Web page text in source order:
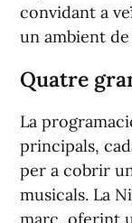
convidant a
un ambient
Quatre
La
principals,
per a cobrir
musicals. La